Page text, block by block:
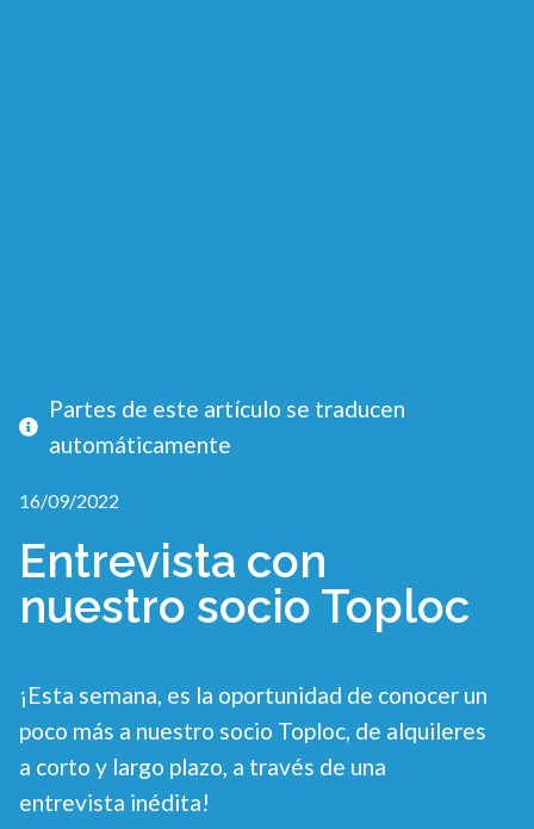
Partes de este artículo se traducen
automáticamente
16/09/2022
Entrevista con
nuestro socio Toploc
¡Esta semana, es la oportunidad de conocer un
poco más a nuestro socio Toploc, de alquileres
a corto y largo plazo, a través de una
entrevista inédita!